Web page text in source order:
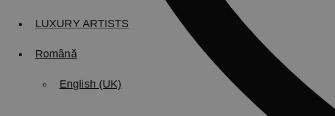
LUXURY ARTISTS
Română
English (UK)